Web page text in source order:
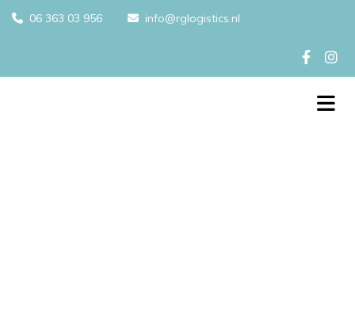
 06 363 03 956  info@rglogistics.nl